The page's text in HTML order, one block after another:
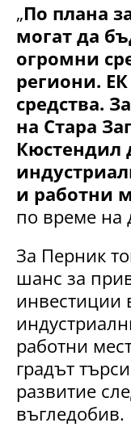
„По плана
могат да
огромни
региони. ЕК
средства.
на Стара
Кюстендил
и работни
по време на
За Перник
шанс за
инвестиции
работни
градът
развитие
въгледобив.